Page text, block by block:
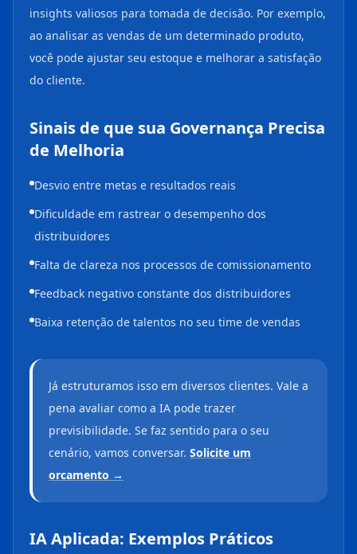
insights valiosos para tomada de decisão. Por exemplo,
ao analisar as vendas de um determinado produto,
você pode ajustar seu estoque e melhorar a satisfação
do cliente.
Sinais de que sua Governança Precisa
de Melhoria
Desvio entre metas e resultados reais
Dificuldade em rastrear o desempenho dos
distribuidores
Falta de clareza nos processos de comissionamento
Feedback negativo constante dos distribuidores
Baixa retenção de talentos no seu time de vendas
Já estruturamos isso em diversos clientes. Vale a
pena avaliar como a IA pode trazer
previsibilidade. Se faz sentido para o seu
cenário, vamos conversar. Solicite um
orcamento →
IA Aplicada: Exemplos Práticos